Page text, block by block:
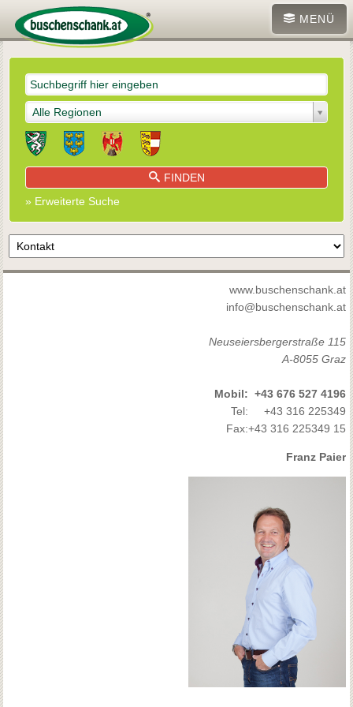
MENÜ
Alle Regionen
FINDEN
» Erweiterte Suche
www.buschenschank.at
info@buschenschank.at
Neuseiersbergerstraße 115
A-8055 Graz
Mobil: +43 676 527 4196
Tel:
+43 316 225349
Fax:+43 316 225349 15
Franz Paier